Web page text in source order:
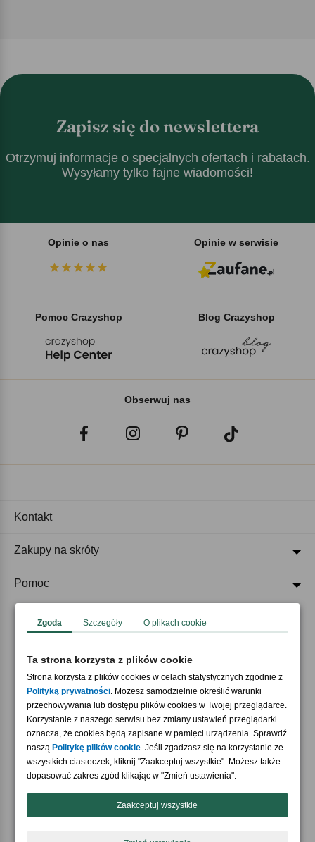
Zapisz się do newslettera
Otrzymuj informacje o specjalnych ofertach i rabatach.
Wysyłamy tylko fajne wiadomości!
Opinie o nas Opinie w serwisie
Pomoc Crazyshop Blog Crazyshop
Obserwuj nas
Akceptujemy płatności
Nasi partnerzy
Kontakt
Zakupy na skróty
Pomoc
Zgoda Szczegóły O plikach cookie
Ta strona korzysta z plików cookie
Strona korzysta z plików cookies w celach statystycznych zgodnie z
Polityką prywatności. Możesz samodzielnie określić warunki
przechowywania lub dostępu plików cookies w Twojej przeglądarce.
Korzystanie z naszego serwisu bez zmiany ustawień przeglądarki
oznacza, że cookies będą zapisane w pamięci urządzenia. Sprawdź
naszą Politykę plików cookie. Jeśli zgadzasz się na korzystanie ze
wszystkich ciasteczek, kliknij "Zaakceptuj wszystkie". Możesz także
dopasować zakres zgód klikając w "Zmień ustawienia".
Zaakceptuj wszystkie